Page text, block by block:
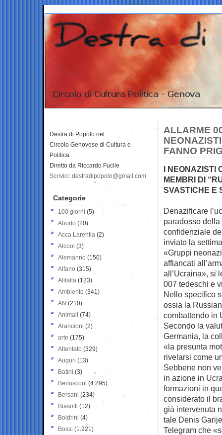
ALLARME
FANNO
I NEONAZISTI
MEMBRI DI
SVASTICHE E
Denazificare
paradosso
confidenziale
inviato la
«Gruppi
affiancati
all’Ucraina», si
007 tedeschi e
Nello specifico
ossia la
combattendo in
Secondo la
Germania, la
«la presunta
rivelarsi come
Sebbene non
in azione in
formazioni in
considerato il
già intervenuta
tale Denis
Telegram che
Destra di Popolo.net
Circolo Genovese di Cultura e
Politica
Diretto da Riccardo Fucile
Scrivici: destradipopolo@gmail.com
Categorie
100 giorni (5)
Aborto (20)
Acca Larentia (2)
Alcool (3)
Alemanno (150)
Alfano (315)
Alitalia (123)
Ambiente (341)
AN (210)
Animali (74)
Arancioni (2)
arte (175)
Attentato (329)
Auguri (13)
Batini (3)
Berlusconi (4.295)
Bersani (234)
Biasotti (12)
Boldrini (4)
Bossi (1.221)